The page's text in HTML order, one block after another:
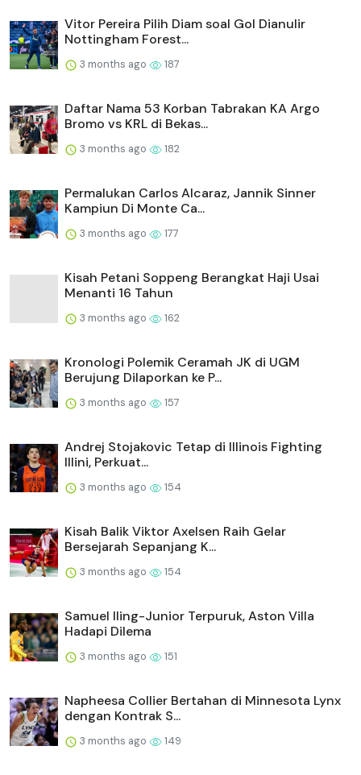
Vitor Pereira Pilih Diam soal Gol Dianulir
Nottingham Forest...
3 months ago 187
Daftar Nama 53 Korban Tabrakan KA Argo
Bromo vs KRL di Bekas...
3 months ago 182
Permalukan Carlos Alcaraz, Jannik Sinner
Kampiun Di Monte Ca...
3 months ago 177
Kisah Petani Soppeng Berangkat Haji Usai
Menanti 16 Tahun
3 months ago 162
Kronologi Polemik Ceramah JK di UGM
Berujung Dilaporkan ke P...
3 months ago 157
Andrej Stojakovic Tetap di Illinois Fighting
Illini, Perkuat...
3 months ago 154
Kisah Balik Viktor Axelsen Raih Gelar
Bersejarah Sepanjang K...
3 months ago 154
Samuel Iling-Junior Terpuruk, Aston Villa
Hadapi Dilema
3 months ago 151
Napheesa Collier Bertahan di Minnesota Lynx
dengan Kontrak S...
3 months ago 149